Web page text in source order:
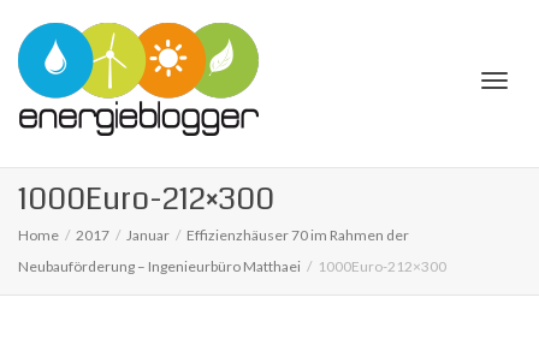
1000Euro-212×300
Home 2017 Januar
Effizienzhäuser 70 im Rahmen der
Neubauförderung – Ingenieurbüro Matthaei
1000Euro-212×300